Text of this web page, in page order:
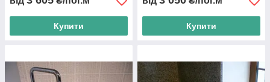
Купити Купити